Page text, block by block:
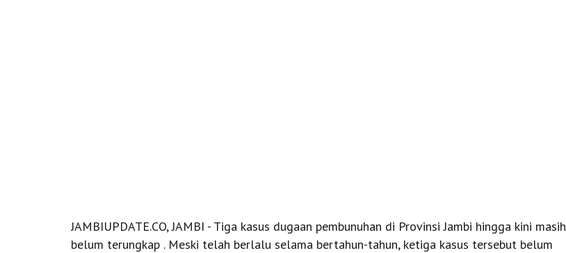
JAMBIUPDATE.CO, JAMBI - Tiga kasus dugaan pembunuhan di Provinsi Jambi hingga kini masih
belum terungkap . Meski telah berlalu selama bertahun-tahun, ketiga kasus tersebut belum